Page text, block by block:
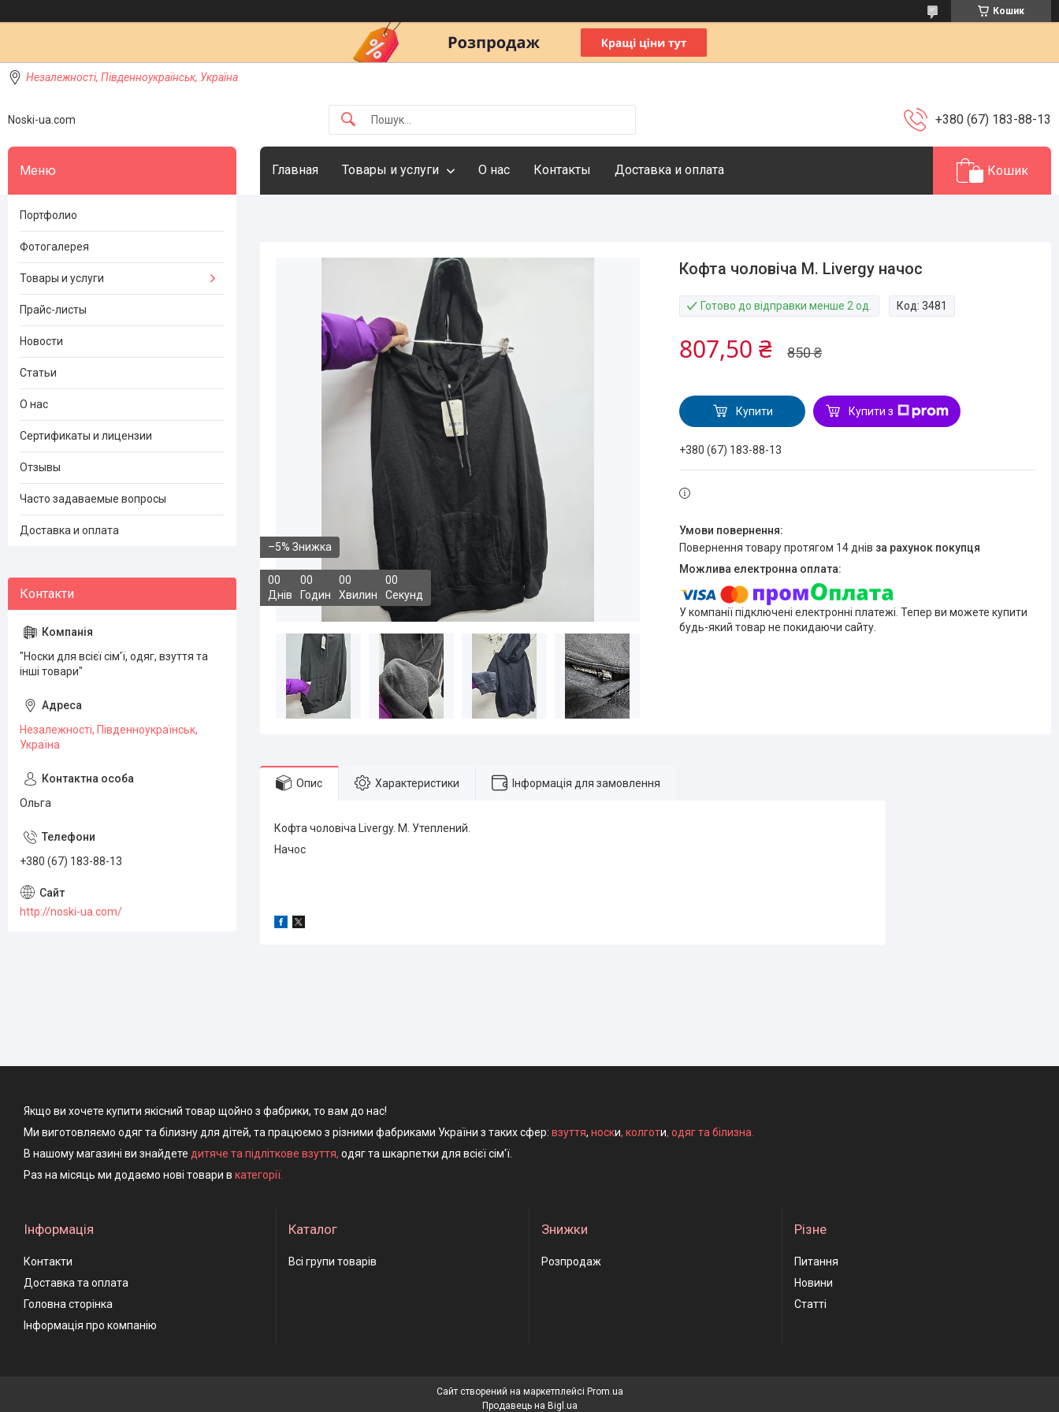
Кошик
Незалежності, Південноукраїнськ, Україна
Noski-ua.com +380 (67) 183-88-13
Главная Товары и услуги О нас Контакты Доставка и оплата Кошик
–5%
00
Днів
00
Годин
00
Хвилин
00
Секунд
Кофта чоловіча M. Livergy начос
Готово до відправки менше 2 од. Код:3481
850 ₴
807,50 ₴
Купити Купити з
+380 (67) 183-88-13
повернення товару протягом 14 днів за рахунок покупця
У компанії підключені електронні платежі. Тепер ви можете купити
будь-який товар не покидаючи сайту.
Опис Характеристики Інформація для замовлення
Кофта чоловіча Livergy. М. Утеплений.
Начос
Портфолио
Фотогалерея
Товары и услуги
Прайс-листы
Новости
Статьи
О нас
Сертификаты и лицензии
Отзывы
Часто задаваемые вопросы
Доставка и оплата
"Носки для всієї сім'ї, одяг, взуття та
інші товари"
Незалежності, Південноукраїнськ,
Україна
Ольга
+380 (67) 183-88-13
http://noski-ua.com/
Якщо ви хочете купити якісний товар щойно з фабрики, то вам до нас!
Ми виготовляємо одяг та білизну для дітей, та працюємо з різними фабриками України з таких сфер: взуття, носки, колготи, одяг та білизна.
В нашому магазині ви знайдете дитяче та підліткове взуття, одяг та шкарпетки для всієї сім'ї.
Раз на місяць ми додаємо нові товари в категорії.
Інформація
Контакти
Доставка та оплата
Головна сторінка
Інформація про компанію
Каталог
Всі групи товарів
Знижки
Розпродаж
Різне
Питання
Новини
Статті
Сайт створений на маркетплейсі Prom.ua
Продавець на Bigl.ua